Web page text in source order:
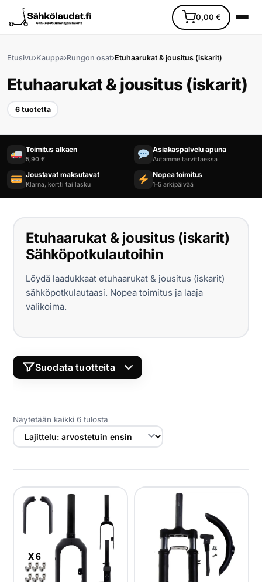
0,00 €
Etusivu
Ajoneuvot
Varaosat
Lisävarusteet
Huoltopalvelu
Yrityksille
Yhteystiedot
Etusivu›Kauppa›Rungon osat›Etuhaarukat & jousitus (iskarit)
Etuhaarukat & jousitus (iskarit)
6 tuotetta
Toimitus alkaen
5,90 €
Asiakaspalvelu apuna
Autamme tarvittaessa
Joustavat maksutavat
Klarna, kortti tai lasku
Nopea toimitus
1–5 arkipäivää
Etuhaarukat & jousitus (iskarit)
Sähköpotkulautoihin
Löydä laadukkaat etuhaarukat & jousitus (iskarit)
sähköpotkulautaasi. Nopea toimitus ja laaja
valikoima.
Suodata tuotteita
JOUSITUS (ISKARIT)
MERKKI
MALLI
Näytetään kaikki 6 tulosta